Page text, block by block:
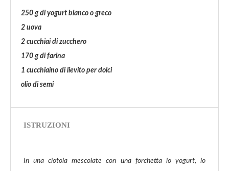
250 g di yogurt bianco o greco
2 uova
2 cucchiai di zucchero
170 g di farina
1 cucchiaino di lievito per dolci
olio di semi
ISTRUZIONI
In una ciotola mescolate con una forchetta lo yogurt, lo